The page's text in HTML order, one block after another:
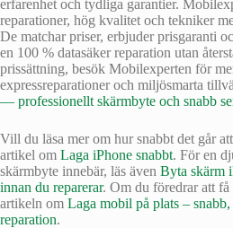
erfarenhet och tydliga garantier.
reparationer, hög kvalitet och tekniker
De matchar priser, erbjuder prisgaranti
en 100 % datasäker reparation utan
prissättning, besök Mobilexperten för
expressreparationer och miljösmarta
— professionellt skärmbyte och snabb
Vill du läsa mer om hur snabbt det går
artikel om Laga iPhone snabbt. För en
skärmbyte innebär, läs även Byta skärm
innan du reparerar. Om du föredrar att
artikeln om Laga mobil på plats –
reparation.